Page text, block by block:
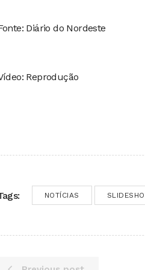
Diário do Nordeste
Reprodução
NOTÍCIAS